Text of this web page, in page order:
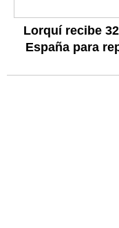
Lorquí recibe
España para